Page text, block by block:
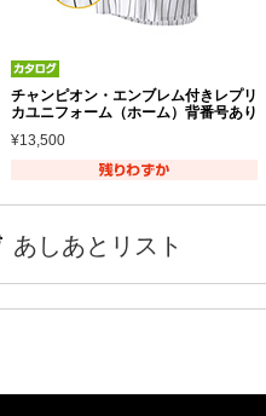
チャンピオン・エンブレム付きレプリ
カユニフォーム（ホーム）背番号あり
¥13,500
あしあとリスト